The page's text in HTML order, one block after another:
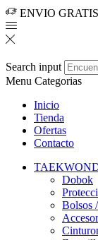
ENVIO
Search input
Menu Categorias
Inicio
Tienda
Ofertas
Contacto
Dobok
Bolsos